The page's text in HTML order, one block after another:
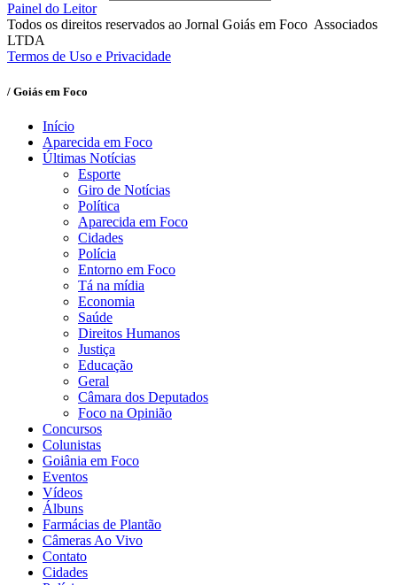
Painel do Leitor
Todos os direitos reservados ao Jornal Goiás em Foco Associados
LTDA
Termos de Uso e Privacidade
/ Goiás em Foco
Início
Aparecida em Foco
Últimas Notícias
Esporte
Giro de Notícias
Política
Aparecida em Foco
Cidades
Polícia
Entorno em Foco
Tá na mídia
Economia
Saúde
Direitos Humanos
Justiça
Educação
Geral
Câmara dos Deputados
Foco na Opinião
Concursos
Colunistas
Goiânia em Foco
Eventos
Vídeos
Álbuns
Farmácias de Plantão
Câmeras Ao Vivo
Contato
Cidades